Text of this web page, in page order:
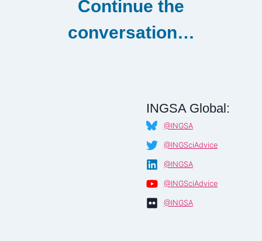
GOVERNMENTS
DAKAR,
Continue the
conversation…
INGSA Global:
@INGSA
@INGSciAdvice
@INGSA
@INGSciAdvice
@INGSA